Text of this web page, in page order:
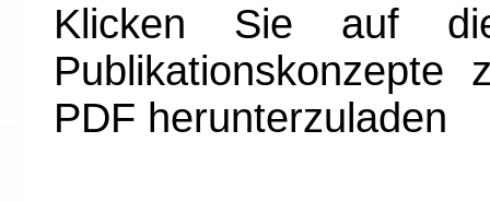
Klicken Sie auf
PDF herunterzuladen